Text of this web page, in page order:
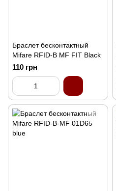
Браслет бесконтактный
Mifare RFID-B MF FIT Black
110 грн